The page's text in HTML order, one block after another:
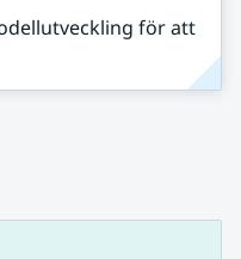
för att